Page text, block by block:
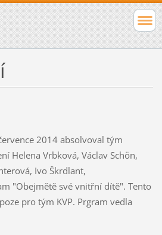
2014 absolvoval tým
Helena Vrbková, Václav Schön,
Ivo Škrdlant,
"Obejmětě své vnitřní dítě". Tento
pro tým KVP. Prgram vedla